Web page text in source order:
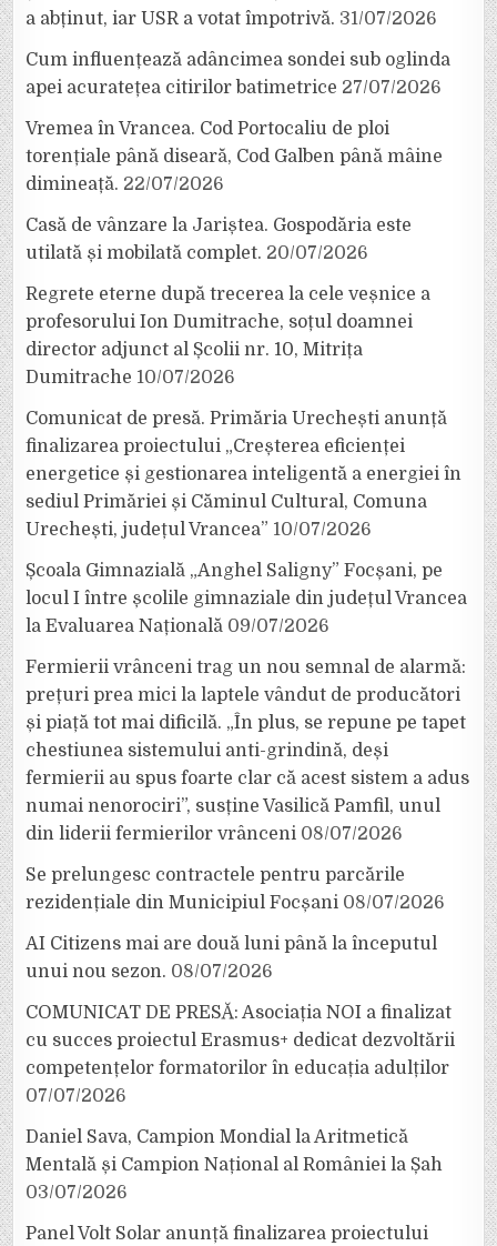
a abținut, iar USR a votat împotrivă. 31/07/2026
Cum influențează adâncimea sondei sub oglinda
apei acuratețea citirilor batimetrice 27/07/2026
Vremea în Vrancea. Cod Portocaliu de ploi
torențiale până diseară, Cod Galben până mâine
dimineață. 22/07/2026
Casă de vânzare la Jariștea. Gospodăria este
utilată și mobilată complet. 20/07/2026
Regrete eterne după trecerea la cele veșnice a
profesorului Ion Dumitrache, soțul doamnei
director adjunct al Școlii nr. 10, Mitrița
Dumitrache 10/07/2026
Comunicat de presă. Primăria Urechești anunță
finalizarea proiectului „Creșterea eficienței
energetice și gestionarea inteligentă a energiei în
sediul Primăriei și Căminul Cultural, Comuna
Urechești, județul Vrancea” 10/07/2026
Școala Gimnazială „Anghel Saligny” Focșani, pe
locul I între școlile gimnaziale din județul Vrancea
la Evaluarea Națională 09/07/2026
Fermierii vrânceni trag un nou semnal de alarmă:
prețuri prea mici la laptele vândut de producători
și piață tot mai dificilă. „În plus, se repune pe tapet
chestiunea sistemului anti-grindină, deși
fermierii au spus foarte clar că acest sistem a adus
numai nenorociri”, susține Vasilică Pamfil, unul
din liderii fermierilor vrânceni 08/07/2026
Se prelungesc contractele pentru parcările
rezidențiale din Municipiul Focșani 08/07/2026
AI Citizens mai are două luni până la începutul
unui nou sezon. 08/07/2026
COMUNICAT DE PRESĂ: Asociația NOI a finalizat
cu succes proiectul Erasmus+ dedicat dezvoltării
competențelor formatorilor în educația adulților
07/07/2026
Daniel Sava, Campion Mondial la Aritmetică
Mentală și Campion Național al României la Șah
03/07/2026
Panel Volt Solar anunță finalizarea proiectului